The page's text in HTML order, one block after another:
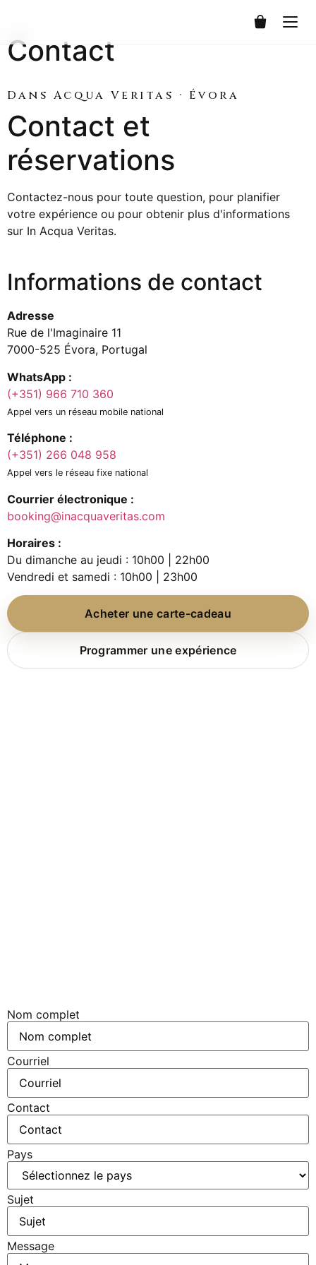
Contact
Dans Acqua Veritas · Évora
Contact et
réservations
Contactez-nous pour toute question, pour planifier
votre expérience ou pour obtenir plus d'informations
sur In Acqua Veritas.
Informations de contact
Adresse
Rue de l'Imaginaire 11
7000-525 Évora, Portugal
WhatsApp :
(+351) 966 710 360
Appel vers un réseau mobile national
Téléphone :
(+351) 266 048 958
Appel vers le réseau fixe national
Courrier électronique :
booking@inacquaveritas.com
Horaires :
Du dimanche au jeudi : 10h00 | 22h00
Vendredi et samedi : 10h00 | 23h00
Acheter une carte-cadeau
Programmer une expérience
Nom complet
Courriel
Contact
Pays
Sujet
Message